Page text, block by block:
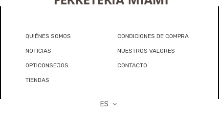
QUIÉNES SOMOS CONDICIONES DE COMPRA
NOTICIAS NUESTROS VALORES
OPTICONSEJOS CONTACTO
TIENDAS
ES